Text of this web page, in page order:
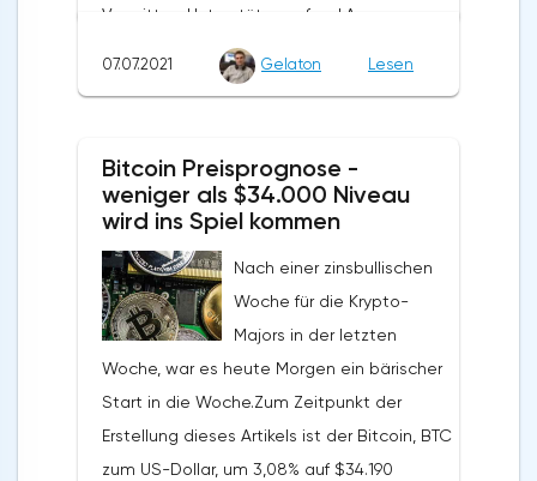
Vormittag Unterstützung fand.Am
Nachmittag durchbrach Dogecoin ein
drittes wichtiges Unterstützungsniveau bei
Tages führte jedoch dazu, dass Dogecoin
den Tag bei $0,231 beendete.Zum
Zeitpunkt des Schreibens, Dogecoin ist bis
1,21% auf $0.2339. Ein gemischter Start in
den Tag sah Dogecoin auf ein
morgendliches Tief von $0,2308 fallen,
bevor er auf ein Hoch von $0,2349
stieg.Dogecoin ließ wichtige
Unterstützungs- und Widerstandsniveaus
07.07.2021 Gelaton Lesen
Bitcoin Preisprognose -
weniger als $34.000 Niveau
wird ins Spiel kommen
Nach einer zinsbullischen
Woche für die Krypto-
Majors in der letzten
Woche, war es heute Morgen ein bärischer
Start in die Woche.Zum Zeitpunkt der
Erstellung dieses Artikels ist der Bitcoin, BTC
zum US-Dollar, um 3,08% auf $34.190